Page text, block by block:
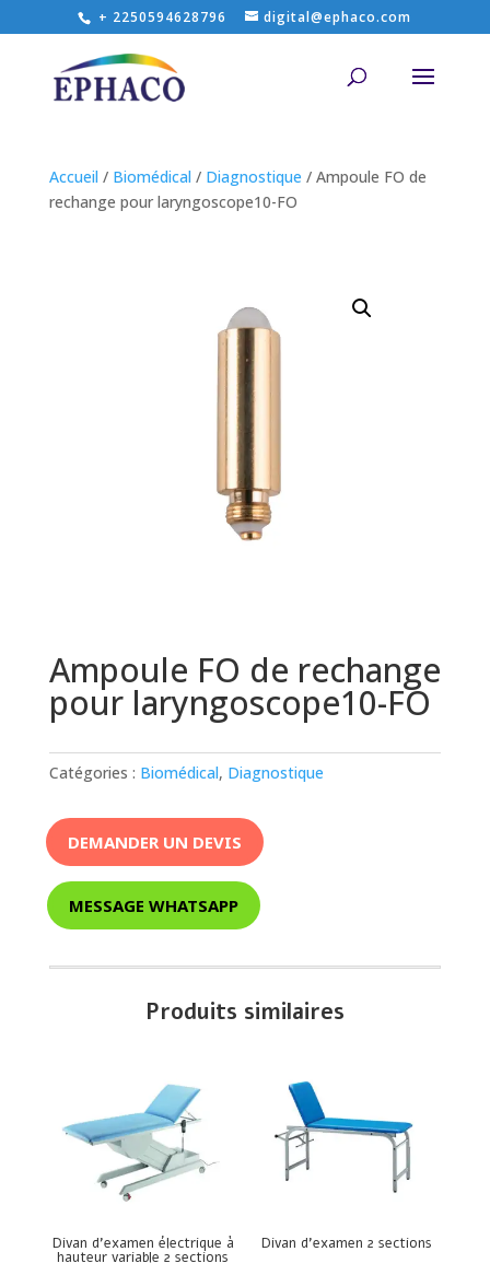
+ 2250594628796 digital@ephaco.com
Accueil / Biomédical / Diagnostique / Ampoule FO de
rechange pour laryngoscope10-FO
Ampoule FO de rechange
pour laryngoscope10-FO
Catégories : Biomédical, Diagnostique
DEMANDER UN DEVIS
MESSAGE WHATSAPP
Produits similaires
Divan d’examen électrique à
hauteur variable 2 sections
Divan d’examen 2 sections